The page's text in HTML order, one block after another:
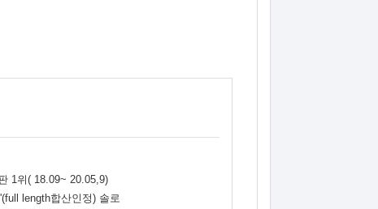
1위( 18.09~ 20.05,9)
length합산인정) 솔로